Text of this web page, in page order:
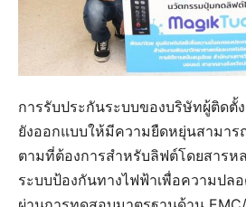
การรับประกันระบบของบริษัทผู้ติดตั้
ยังออกแบบให้มีความยืดหยุ่นสามาร
ตามที่ต้องการสำหรับลิฟต์โดยสารห
ระบบป้องกันทางไฟฟ้าเพื่อความปล